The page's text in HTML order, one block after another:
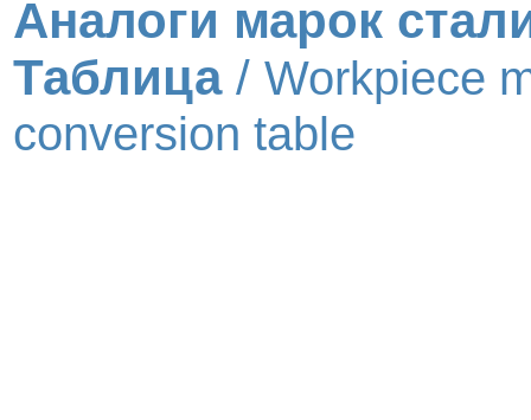
Аналоги марок
Таблица/ Workpiece
conversion table